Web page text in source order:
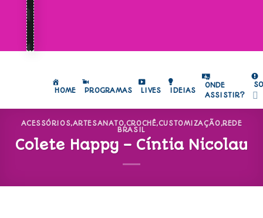
HOME PROGRAMAS LIVES IDEIAS
ONDE
ASSISTIR?
ACESSÓRIOS,ARTESANATO,CROCHÊ,CUSTOMIZAÇÃO,REDE
BRASIL
Colete Happy – Cíntia Nicolau